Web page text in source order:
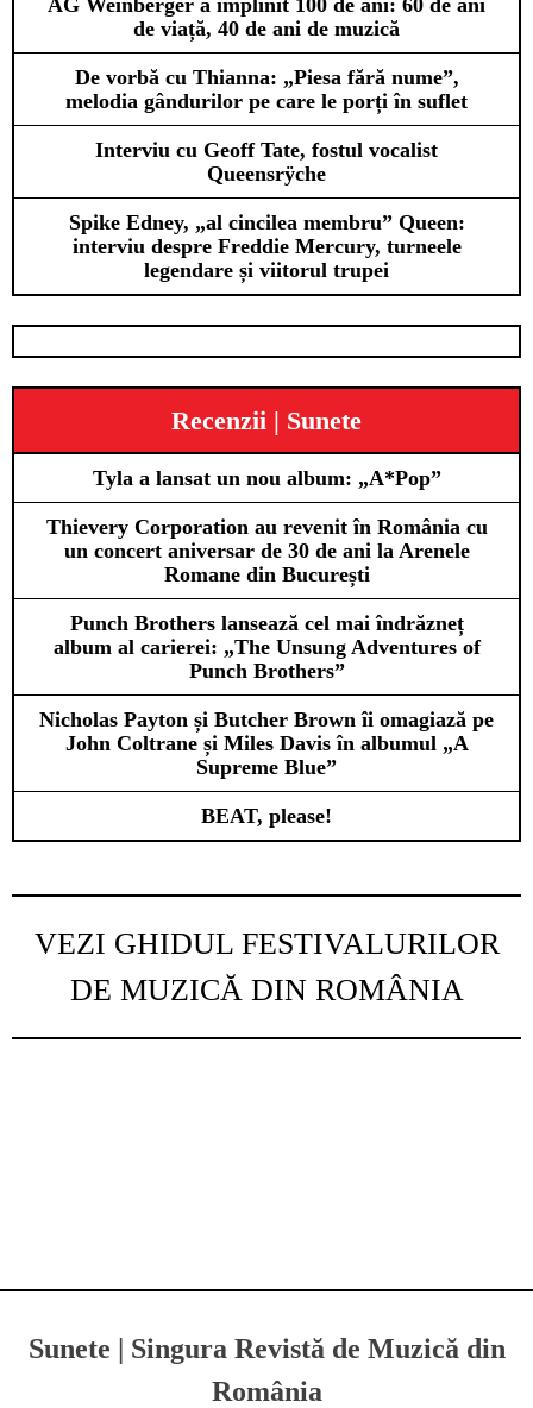
de viață, 40 de ani de muzică
De vorbă cu Thianna: „Piesa fără nume”,
melodia gândurilor pe care le porți în suflet
Interviu cu Geoff Tate, fostul vocalist
Queensrÿche
Spike Edney, „al cincilea membru” Queen:
interviu despre Freddie Mercury, turneele
legendare și viitorul trupei
Recenzii | Sunete
Tyla a lansat un nou album: „A*Pop”
Thievery Corporation au revenit în România cu
un concert aniversar de 30 de ani la Arenele
Romane din București
Punch Brothers lansează cel mai îndrăzneț
album al carierei: „The Unsung Adventures of
Punch Brothers”
Nicholas Payton și Butcher Brown îi omagiază pe
John Coltrane și Miles Davis în albumul „A
Supreme Blue”
BEAT, please!
VEZI GHIDUL FESTIVALURILOR
DE MUZICĂ DIN ROMÂNIA
Sunete | Singura Revistă de Muzică din
România